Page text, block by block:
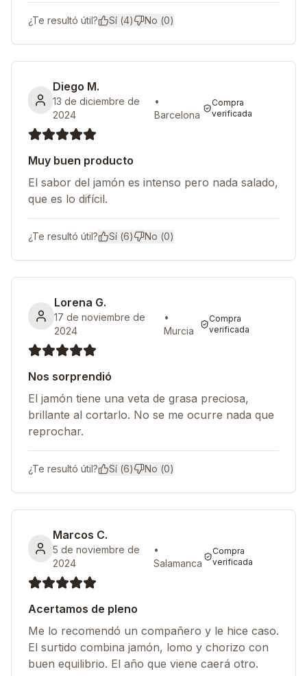
¿Te resultó útil? Sí (4) No (0)
Diego M.
13 de diciembre de
2024
•
Barcelona
Compra
verificada
Muy buen producto
El sabor del jamón es intenso pero nada salado,
que es lo difícil.
¿Te resultó útil? Sí (6) No (0)
Lorena G.
17 de noviembre de
2024
•
Murcia
Compra
verificada
Nos sorprendió
El jamón tiene una veta de grasa preciosa,
brillante al cortarlo. No se me ocurre nada que
reprochar.
¿Te resultó útil? Sí (6) No (0)
Marcos C.
5 de noviembre de
2024
•
Salamanca
Compra
verificada
Acertamos de pleno
Me lo recomendó un compañero y le hice caso.
El surtido combina jamón, lomo y chorizo con
buen equilibrio. El año que viene caerá otro.